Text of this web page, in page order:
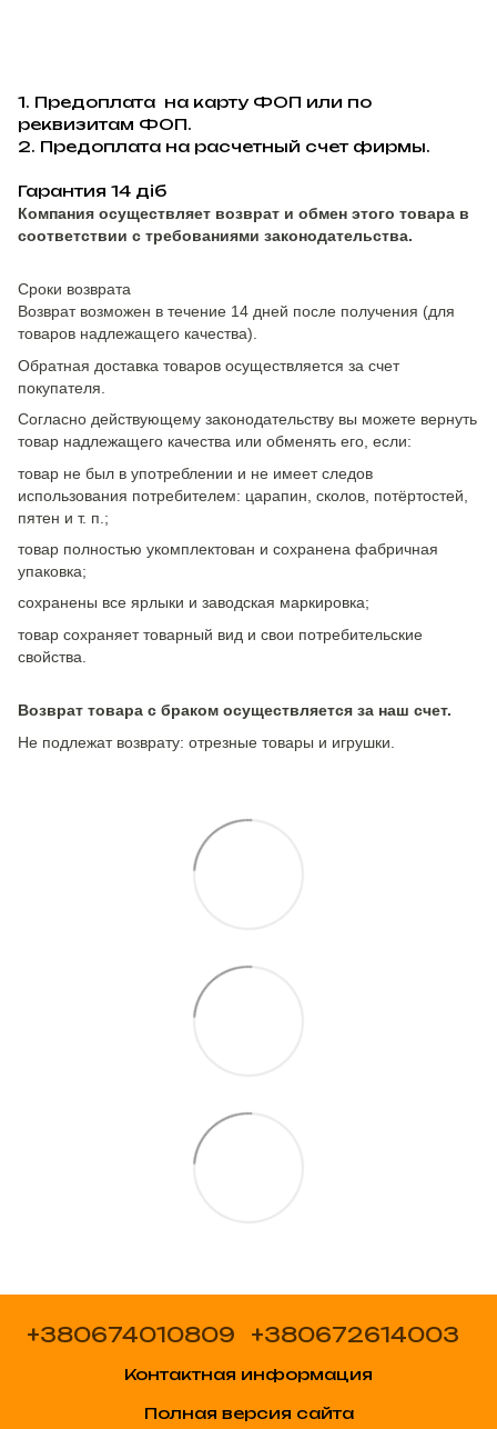
1. Предоплата на карту ФОП или по
реквизитам ФОП.
2. Предоплата на расчетный счет фирмы.
Гарантия 14 діб
Компания осуществляет возврат и обмен этого товара в
соответствии с требованиями законодательства.
Сроки возврата
Возврат возможен в течение 14 дней после получения (для
товаров надлежащего качества).
Обратная доставка товаров осуществляется за счет
покупателя.
Согласно действующему законодательству вы можете вернуть
товар надлежащего качества или обменять его, если:
товар не был в употреблении и не имеет следов
использования потребителем: царапин, сколов, потёртостей,
пятен и т. п.;
товар полностью укомплектован и сохранена фабричная
упаковка;
сохранены все ярлыки и заводская маркировка;
товар сохраняет товарный вид и свои потребительские
свойства.
Возврат товара с браком осуществляется за наш счет.
Не подлежат возврату: отрезные товары и игрушки.
+380674010809 +380672614003
Контактная информация
Полная версия сайта